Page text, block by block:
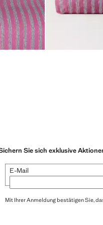
Sie sich exklusive
E-Mail
Mit Ihrer Anmeldung bestätigen Sie,